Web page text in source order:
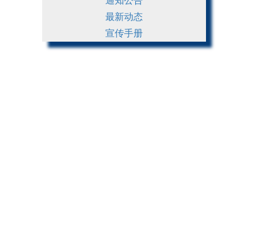
最新动态
宣传手册